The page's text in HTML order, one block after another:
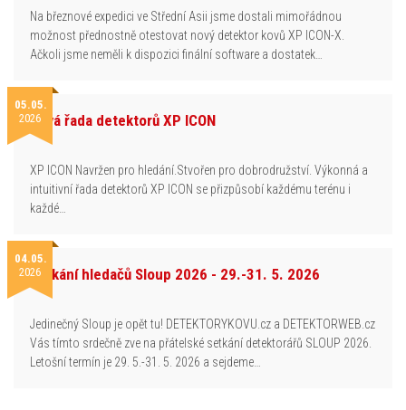
Na březnové expedici ve Střední Asii jsme dostali mimořádnou
možnost přednostně otestovat nový detektor kovů XP ICON-X.
Ačkoli jsme neměli k dispozici finální software a dostatek…
05.05.
2026Nová řada detektorů XP ICON
XP ICON Navržen pro hledání.Stvořen pro dobrodružství. Výkonná a
intuitivní řada detektorů XP ICON se přizpůsobí každému terénu i
každé…
04.05.
2026Setkání hledačů Sloup 2026 - 29.-31. 5. 2026
Jedinečný Sloup je opět tu! DETEKTORYKOVU.cz a DETEKTORWEB.cz
Vás tímto srdečně zve na přátelské setkání detektorářů SLOUP 2026.
Letošní termín je 29. 5.-31. 5. 2026 a sejdeme…